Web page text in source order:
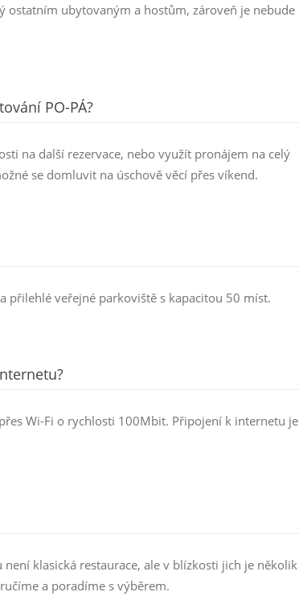
ostatním ubytovaným a hostům, zároveň je nebude
PO-PÁ?
na další rezervace, nebo využít pronájem na celý
se domluvit na úschově věcí přes víkend.
přilehlé veřejné parkoviště s kapacitou 50 míst.
Wi-Fi o rychlosti 100Mbit. Připojení k internetu je
klasická restaurace, ale v blízkosti jich je několik
a poradíme s výběrem.